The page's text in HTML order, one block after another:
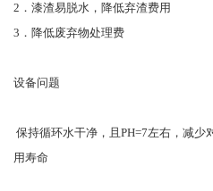
2．漆渣易脱水，降低弃渣费用
3．降低废弃物处理费
设备问题
保持循环水干净，且PH=7左右，减少
用寿命